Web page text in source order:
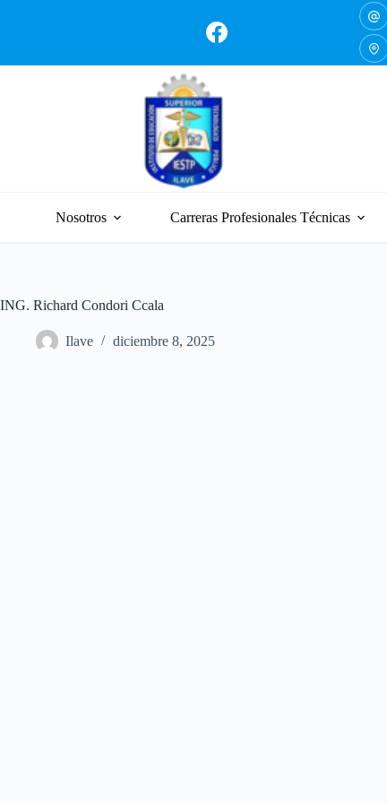
Nosotros Carreras Profesionales Técnicas
ING. Richard Condori Ccala
Ilave diciembre 8, 2025